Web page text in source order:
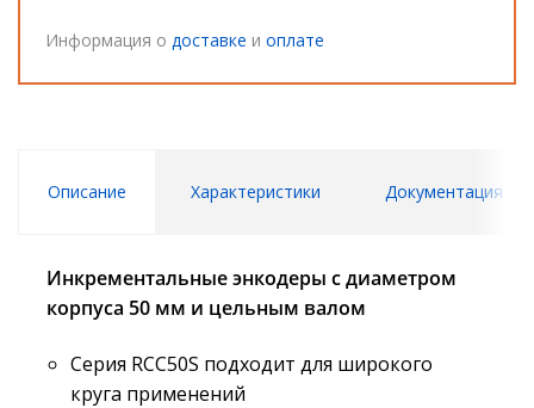
Информация о доставке и оплате
Описание Характеристики Документация
Инкрементальные энкодеры с диаметром
корпуса 50 мм и цельным валом
Серия RCC50S подходит для широкого
круга применений